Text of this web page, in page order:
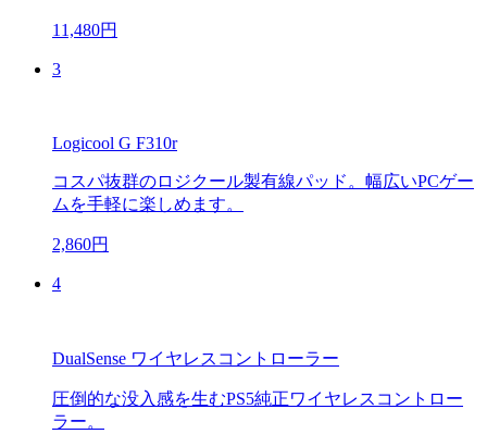
11,480円
3
Logicool G F310r
コスパ抜群のロジクール製有線パッド。幅広いPCゲー
ムを手軽に楽しめます。
2,860円
4
DualSense ワイヤレスコントローラー
圧倒的な没入感を生むPS5純正ワイヤレスコントロー
ラー。